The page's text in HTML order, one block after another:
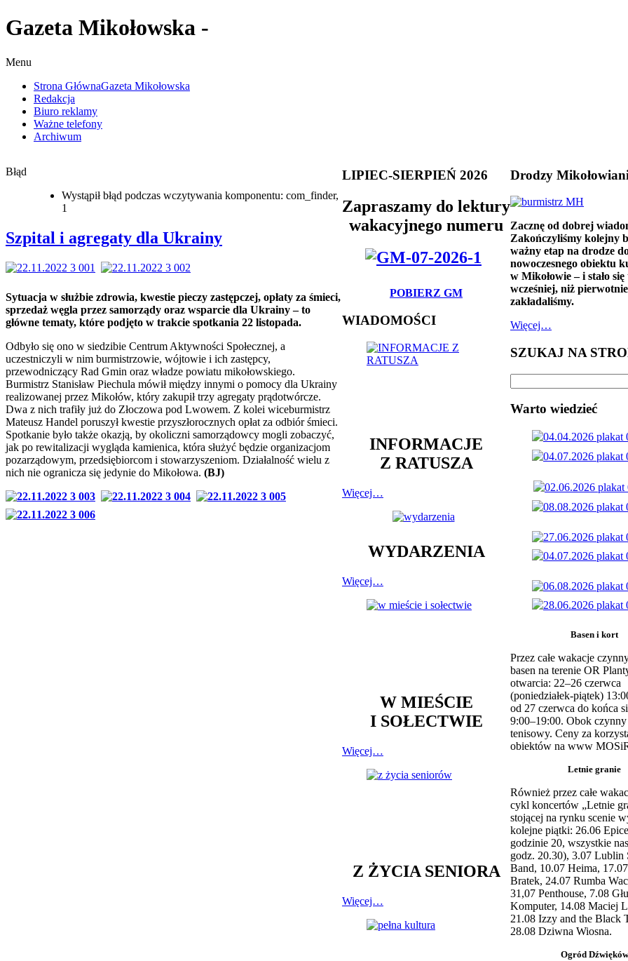
Gazeta Mikołowska -
Menu
Strona GłównaGazeta Mikołowska
Redakcja
Biuro reklamy
Ważne telefony
Archiwum
Błąd
Wystąpił błąd podczas wczytywania komponentu: com_finder,
1
Szpital i agregaty dla Ukrainy
Sytuacja w służbie zdrowia, kwestie pieczy zastępczej, opłaty za śmieci,
sprzedaż węgla przez samorządy oraz wsparcie dla Ukrainy – to
główne tematy, które podjęto w trakcie spotkania 22 listopada.
Odbyło się ono w siedzibie Centrum Aktywności Społecznej, a
uczestniczyli w nim burmistrzowie, wójtowie i ich zastępcy,
przewodniczący Rad Gmin oraz władze powiatu mikołowskiego.
Burmistrz Stanisław Piechula mówił między innymi o pomocy dla Ukrainy
realizowanej przez Mikołów, który zakupił trzy agregaty prądotwórcze.
Dwa z nich trafiły już do Złoczowa pod Lwowem. Z kolei wiceburmistrz
Mateusz Handel poruszył kwestie przyszłorocznych opłat za odbiór śmieci.
Spotkanie było także okazją, by okoliczni samorządowcy mogli zobaczyć,
jak po rewitalizacji wygląda kamienica, która służyć będzie organizacjom
pozarządowym, przedsiębiorcom i stowarzyszeniom. Działalność wielu z
nich nie ogranicza się jedynie do Mikołowa. (BJ)
LIPIEC-SIERPIEŃ 2026
Zapraszamy do lektury
wakacyjnego numeru
POBIERZ GM
WIADOMOŚCI
INFORMACJE
Z RATUSZA
Więcej…
WYDARZENIA
Więcej…
W MIEŚCIE
I SOŁECTWIE
Więcej…
Z ŻYCIA SENIORA
Więcej…
Drodzy
Zacznę od dobrej
Zakończyliśmy kolejny
ważny etap na drodze
nowoczesnego obiektu
w Mikołowie – i stało się
wcześniej, niż pierwotnie
zakładaliśmy.
Więcej…
SZUKAJ NA
Warto wiedzieć
Basen i kort
Przez całe wakacje
basen na terenie OR
otwarcia: 22–26 czerwca
(poniedziałek-piątek)
od 27 czerwca do końca
9:00–19:00. Obok
tenisowy. Ceny za
obiektów na www
Letnie granie
Również przez całe
cykl koncertów „Letnie
stojącej na rynku scenie
kolejne piątki: 26.06
godzinie 20, wszystkie
godz. 20.30), 3.07 Lublin
Band, 10.07 Heima,
Bratek, 24.07 Rumba
31,07 Penthouse, 7.08
Komputer, 14.08 Maciej
21.08 Izzy and the Black
28.08 Dziwna Wiosna.
Ogród Dźwięków